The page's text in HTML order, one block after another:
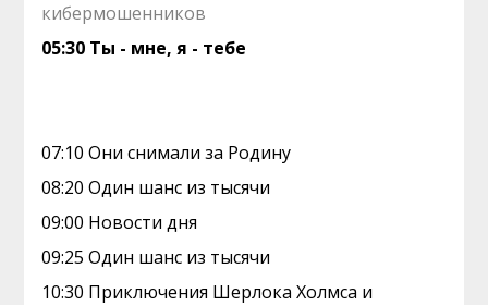
кибермошенников
05:30 Ты - мне, я - тебе
07:10 Они снимали за Родину
08:20 Один шанс из тысячи
09:00 Новости дня
09:25 Один шанс из тысячи
10:30 Приключения Шерлока Холмса и